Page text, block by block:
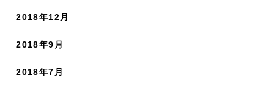
2018年12月
2018年9月
2018年7月